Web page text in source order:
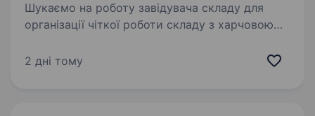
Шукаємо на роботу завідувача складу для
організації чіткої роботи складу з харчовою
організація та контроль роботи складу
2 дні тому